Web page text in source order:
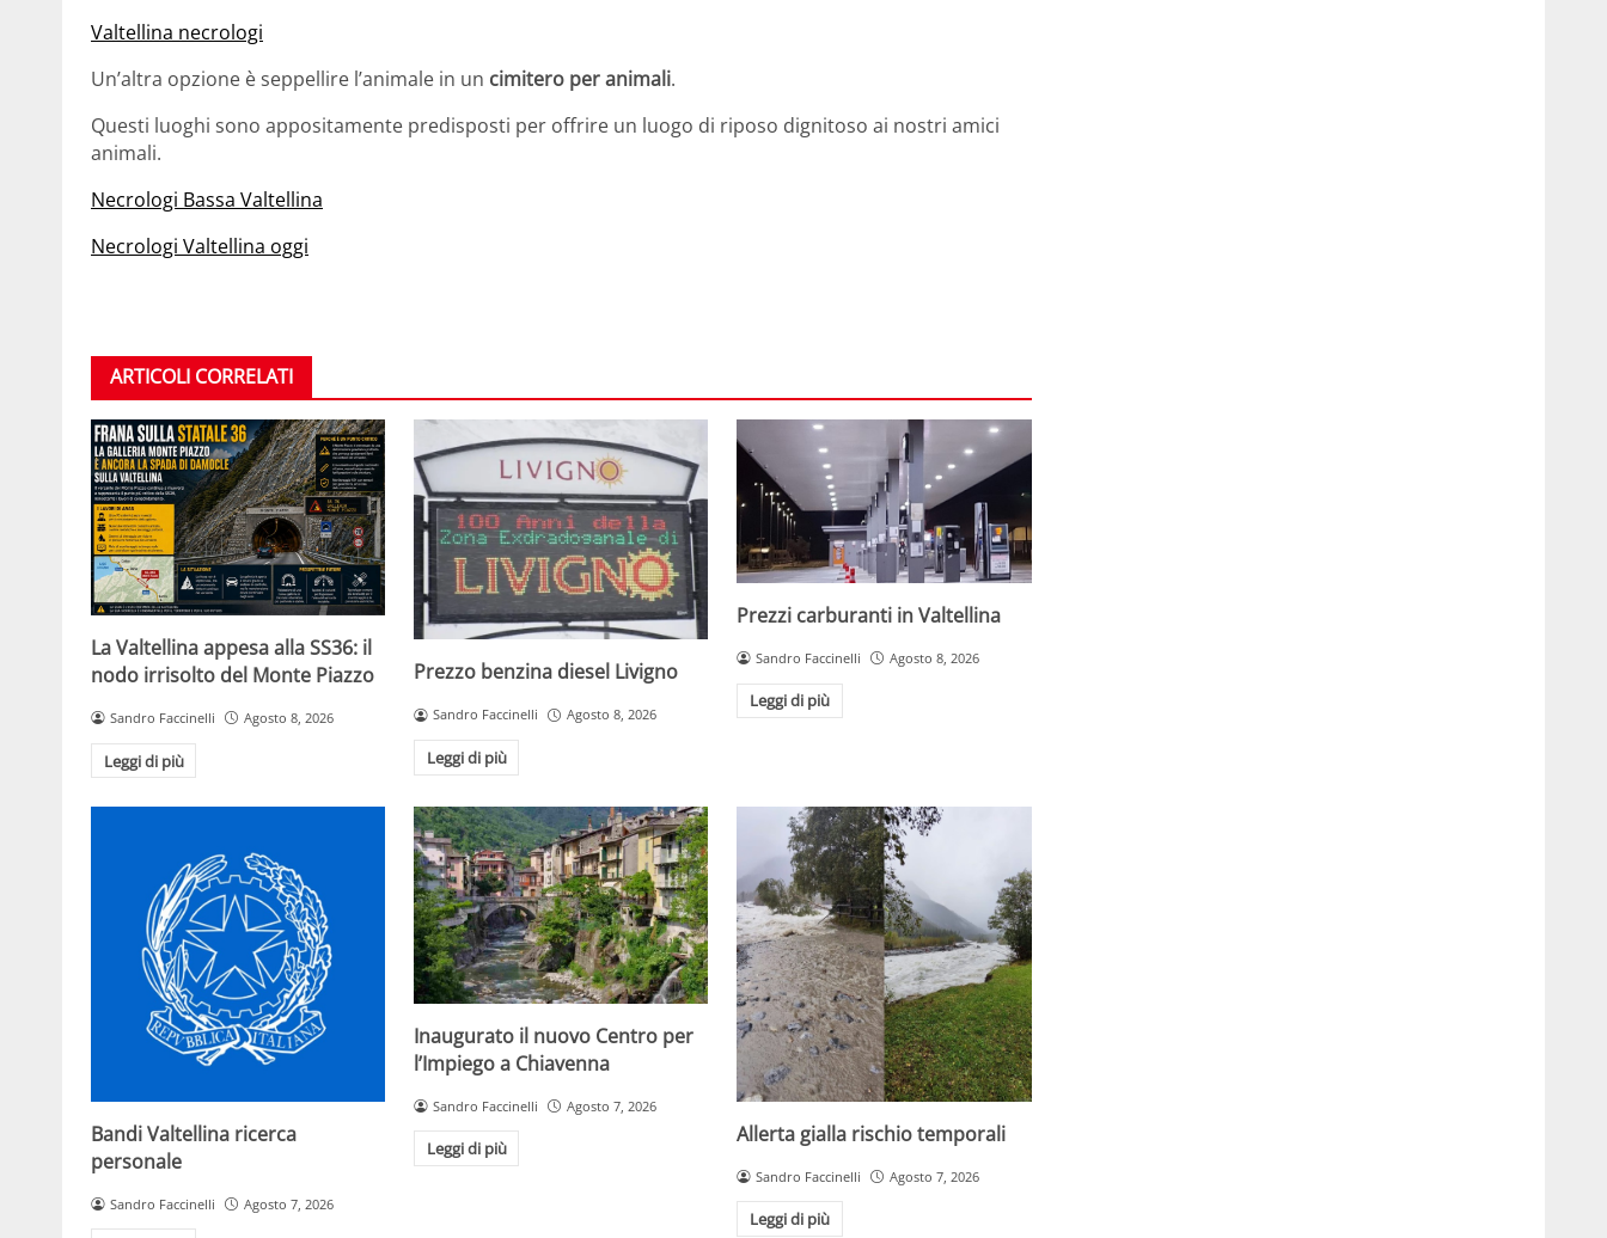
Valtellina necrologi
Un’altra opzione è seppellire l’animale in un cimitero per animali.
Questi luoghi sono appositamente predisposti per offrire un luogo di riposo dignitoso ai nostri amici
animali.
Necrologi Bassa Valtellina
Necrologi Valtellina oggi
ARTICOLI CORRELATI
La Valtellina appesa alla SS36: il
nodo irrisolto del Monte Piazzo
Sandro Faccinelli Agosto 8, 2026
Leggi di più
Prezzo benzina diesel Livigno
Sandro Faccinelli Agosto 8, 2026
Leggi di più
Prezzi carburanti in Valtellina
Sandro Faccinelli Agosto 8, 2026
Leggi di più
Bandi Valtellina ricerca
personale
Sandro Faccinelli Agosto 7, 2026
Inaugurato il nuovo Centro per
l’Impiego a Chiavenna
Sandro Faccinelli Agosto 7, 2026
Leggi di più
Allerta gialla rischio temporali
Sandro Faccinelli Agosto 7, 2026
Leggi di più